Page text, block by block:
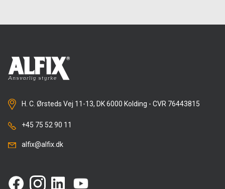
H. C. Ørsteds Vej 11-13, DK 6000 Kolding - CVR 76443815
+45 75 52 90 11
alfix@alfix.dk